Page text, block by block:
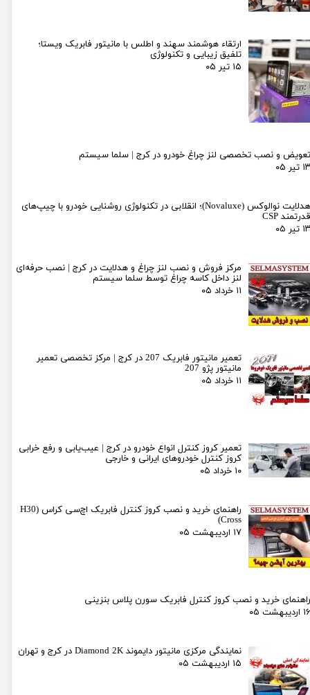
ارتقاء هوشمند سهند و اطلس با مانیتور فابریک ویستا؛
تلفیق زیبایی و تکنولوژی
۱۵ تیر ۰۵
تعویض و نصب تخصصی لنز چراغ خودرو در کرج | سلما سیستم
۱۳ تیر ۰۵
هدلایت نوالوکس (Novaluxe)؛ انقلابی در تکنولوژی روشنایی خودرو با چیپ‌های
قدرتمند CSP
۱۳ تیر ۰۵
مرکز فروش و نصب لنز چراغ و هدلایت در کرج | نصب حرفه‌ای
لنز داخل کاسه چراغ توسط سلما سیستم
۱۱ خرداد ۰۵
تعمیر مانیتور فابریک 207 در کرج | مرکز تخصصی تعمیر
مانیتور پژو 207
۱۱ خرداد ۰۵
تعمیر کروز کنترل انواع خودرو در کرج | عیب‌یابی و رفع خرابی
کروز کنترل خودروهای ایرانی و خارجی
۱۰ خرداد ۰۵
راهنمای خرید و نصب کروز کنترل فابریک اچ‌سی کراس (H30
Cross)
۱۷ اردیبهشت ۰۵
راهنمای خرید و نصب کروز کنترل فابریک سورن پلاس بنزینی
۱۶ اردیبهشت ۰۵
نمایندگی مرکزی مانیتور دایموند Diamond 2K در کرج و تهران
۱۵ اردیبهشت ۰۵